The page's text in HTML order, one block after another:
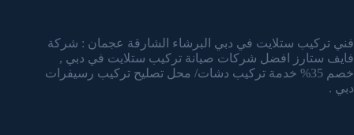
فني تركيب ستلايت في دبي البرشاء الشارقة عجمان : شركة
فايف ستارز افضل شركات صيانة تركيب ستلايت في دبي ,
خصم 35% خدمة تركيب دشات/ محل تصليح تركيب رسيفرات
دبي .